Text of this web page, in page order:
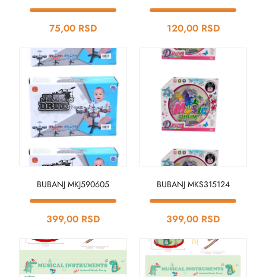
75,00 RSD 120,00 RSD
BUBANJ MKJ590605
399,00 RSD
BUBANJ MKS315124
399,00 RSD